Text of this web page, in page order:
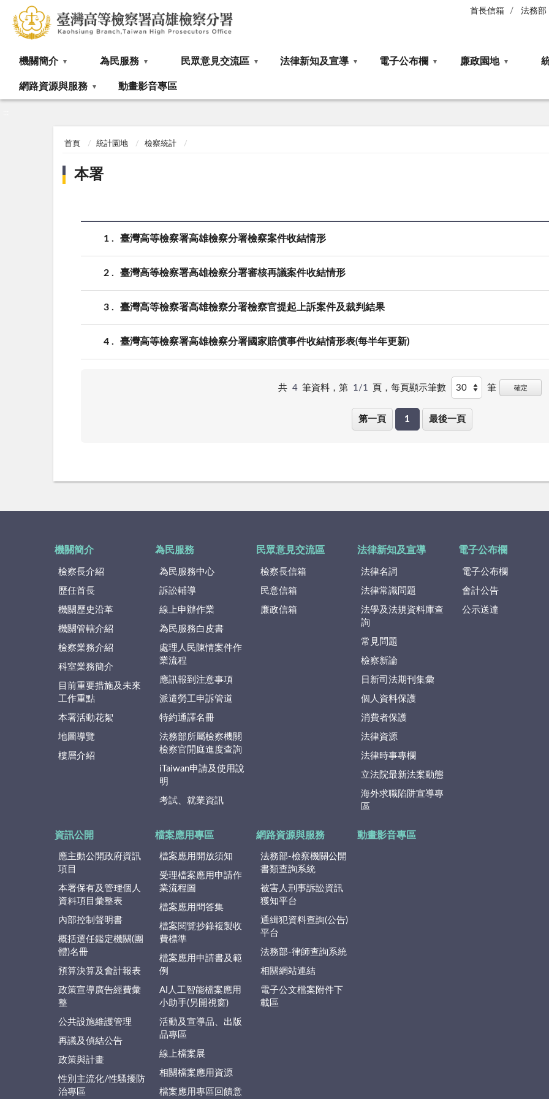
首長信箱 法務部
機關簡介 為民服務 民眾意見交流區 法律新知及宣導 電子公布欄 廉政園地
網路資源與服務 動畫影音專區
首頁 統計園地 檢察統計
本署
1 臺灣高等檢察署高雄檢察分署檢察案件收結情形
2 臺灣高等檢察署高雄檢察分署審核再議案件收結情形
3 臺灣高等檢察署高雄檢察分署檢察官提起上訴案件及裁判結果
4 臺灣高等檢察署高雄檢察分署國家賠償事件收結情形表(每半年更新)
共 4 筆資料，第 1/1 頁，每頁顯示筆數 筆 確定
第一頁 1 最後一頁
機關簡介
檢察長介紹
歷任首長
機關歷史沿革
機關管轄介紹
檢察業務介紹
科室業務簡介
目前重要措施及未來
工作重點
本署活動花絮
地圖導覽
樓層介紹
為民服務
為民服務中心
訴訟輔導
線上申辦作業
為民服務白皮書
處理人民陳情案件作
業流程
應訊報到注意事項
派遣勞工申訴管道
特約通譯名冊
法務部所屬檢察機關
檢察官開庭進度查詢
iTaiwan申請及使用說
明
考試、就業資訊
民眾意見交流區
檢察長信箱
民意信箱
廉政信箱
法律新知及宣導
法律名詞
法律常識問題
法學及法規資料庫查
詢
常見問題
檢察新論
日新司法期刊集彙
個人資料保護
消費者保護
法律資源
法律時事專欄
立法院最新法案動態
海外求職陷阱宣導專
區
電子公布欄
電子公布欄
會計公告
公示送達
資訊公開
應主動公開政府資訊
項目
本署保有及管理個人
資料項目彙整表
內部控制聲明書
概括選任鑑定機關(團
體)名冊
預算決算及會計報表
政策宣導廣告經費彙
整
公共設施維護管理
再議及偵結公告
政策與計畫
性別主流化/性騷擾防
治專區
檔案應用專區
檔案應用開放須知
受理檔案應用申請作
業流程圖
檔案應用問答集
檔案閱覽抄錄複製收
費標準
檔案應用申請書及範
例
AI人工智能檔案應用
小助手(另開視窗)
活動及宣導品、出版
品專區
線上檔案展
相關檔案應用資源
檔案應用專區回饋意
網路資源與服務
法務部-檢察機關公開
書類查詢系統
被害人刑事訴訟資訊
獲知平台
通緝犯資料查詢(公告)
平台
法務部-律師查詢系統
相關網站連結
電子公文檔案附件下
載區
動畫影音專區